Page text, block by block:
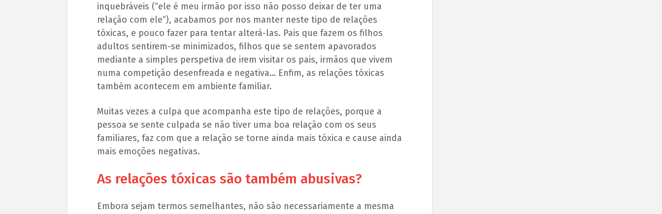
inquebráveis (“ele é meu irmão por isso não posso deixar de ter uma
relação com ele”), acabamos por nos manter neste tipo de relações
tóxicas, e pouco fazer para tentar alterá-las. Pais que fazem os filhos
adultos sentirem-se minimizados, filhos que se sentem apavorados
mediante a simples perspetiva de irem visitar os pais, irmãos que vivem
numa competição desenfreada e negativa… Enfim, as relações tóxicas
também acontecem em ambiente familiar.
Muitas vezes a culpa que acompanha este tipo de relações, porque a
pessoa se sente culpada se não tiver uma boa relação com os seus
familiares, faz com que a relação se torne ainda mais tóxica e cause ainda
mais emoções negativas.
As relações tóxicas são também abusivas?
Embora sejam termos semelhantes, não são necessariamente a mesma